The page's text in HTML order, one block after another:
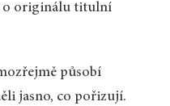
o originálu titulní
působí
jasno, co pořizují.